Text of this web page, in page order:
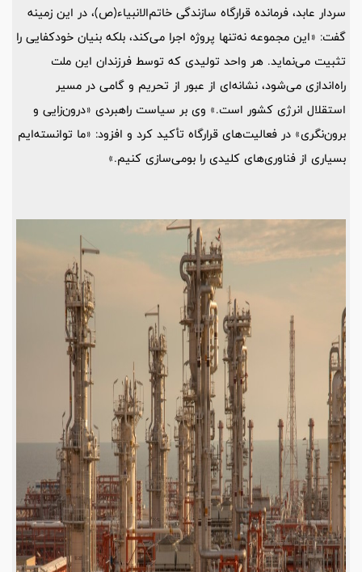
سردار عابد، فرمانده قرارگاه سازندگی خاتم‌الانبیاء(ص)، در این زمینه
گفت: «این مجموعه نه‌تنها پروژه اجرا می‌کند، بلکه بنیان خودکفایی را
تثبیت می‌نماید. هر واحد تولیدی که توسط فرزندان این ملت
راه‌اندازی می‌شود، نشانه‌ای از عبور از تحریم و گامی در مسیر
استقلال انرژی کشور است.» وی بر سیاست راهبردی «درون‌زایی و
برون‌نگری» در فعالیت‌های قرارگاه تأکید کرد و افزود: «ما توانسته‌ایم
بسیاری از فناوری‌های کلیدی را بومی‌سازی کنیم.»